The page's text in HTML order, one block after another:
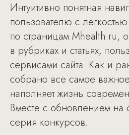
Интуитивно понятная
пользователю с легкостью
по страницам Mhealth.ru,
в рубриках и статьях,
сервисами сайта. Как и
собрано все самое
наполняет жизнь
Вместе с обновлением на
серия конкурсов.